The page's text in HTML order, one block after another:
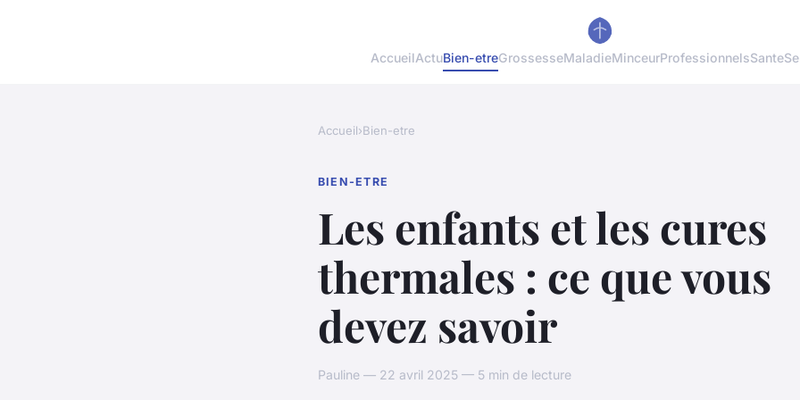
AccueilActuBien-etreGrossesseMaladieMinceurProfessionnelsSante
Accueil›Bien-etre
BIEN-ETRE
Les enfants et les cures
thermales : ce que vous
devez savoir
Pauline — 22 avril 2025 — 5 min de lecture